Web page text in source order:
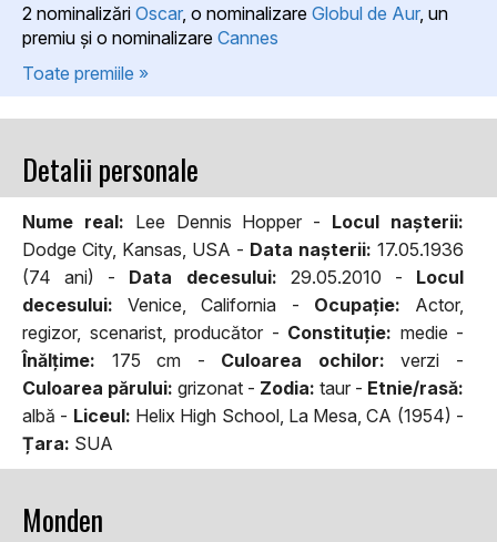
2 nominalizări Oscar, o nominalizare Globul de Aur, un
premiu şi o nominalizare Cannes
Toate premiile »
Detalii personale
Nume real: Lee Dennis Hopper - Locul naşterii:
Dodge City, Kansas, USA - Data naşterii: 17.05.1936
(74 ani) - Data decesului: 29.05.2010 - Locul
decesului: Venice, California - Ocupaţie: Actor,
regizor, scenarist, producător - Constituţie: medie -
Înălţime: 175 cm - Culoarea ochilor: verzi -
Culoarea părului: grizonat - Zodia: taur - Etnie/rasă:
albă - Liceul: Helix High School, La Mesa, CA (1954) -
Țara: SUA
Monden